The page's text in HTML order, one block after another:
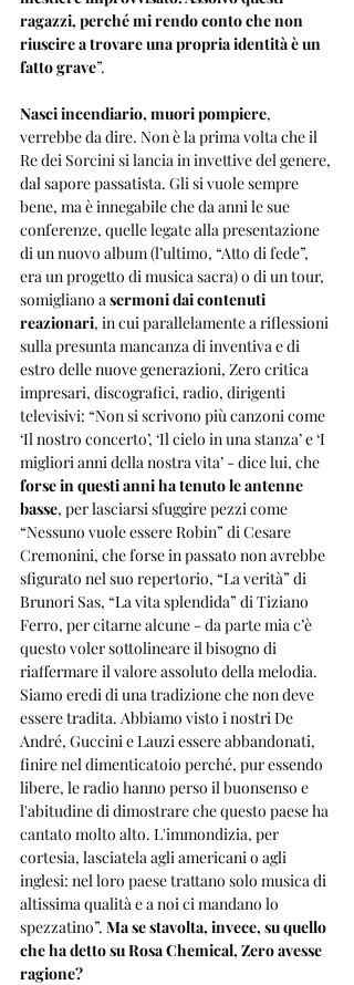
ragazzi, perché mi rendo conto che non
riuscire a trovare una propria identità è un
fatto grave”.
Nasci incendiario, muori pompiere,
verrebbe da dire. Non è la prima volta che il
Re dei Sorcini si lancia in invettive del genere,
dal sapore passatista. Gli si vuole sempre
bene, ma è innegabile che da anni le sue
conferenze, quelle legate alla presentazione
di un nuovo album (l’ultimo, “Atto di fede”,
era un progetto di musica sacra) o di un tour,
somigliano a sermoni dai contenuti
reazionari, in cui parallelamente a riflessioni
sulla presunta mancanza di inventiva e di
estro delle nuove generazioni, Zero critica
impresari, discografici, radio, dirigenti
televisivi: “Non si scrivono più canzoni come
‘Il nostro concerto’, ‘Il cielo in una stanza’ e ‘I
migliori anni della nostra vita’ - dice lui, che
forse in questi anni ha tenuto le antenne
basse, per lasciarsi sfuggire pezzi come
“Nessuno vuole essere Robin” di Cesare
Cremonini, che forse in passato non avrebbe
sfigurato nel suo repertorio, “La verità” di
Brunori Sas, “La vita splendida” di Tiziano
Ferro, per citarne alcune - da parte mia c’è
questo voler sottolineare il bisogno di
riaffermare il valore assoluto della melodia.
Siamo eredi di una tradizione che non deve
essere tradita. Abbiamo visto i nostri De
André, Guccini e Lauzi essere abbandonati,
finire nel dimenticatoio perché, pur essendo
libere, le radio hanno perso il buonsenso e
l'abitudine di dimostrare che questo paese ha
cantato molto alto. L'immondizia, per
cortesia, lasciatela agli americani o agli
inglesi: nel loro paese trattano solo musica di
altissima qualità e a noi ci mandano lo
spezzatino”. Ma se stavolta, invece, su quello
che ha detto su Rosa Chemical, Zero avesse
ragione?